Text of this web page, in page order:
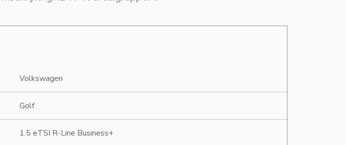
Volkswagen
Golf
1.5 eTSI R-Line Business+